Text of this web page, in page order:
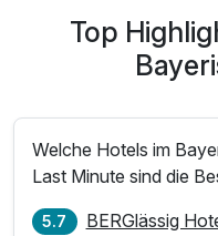
Top
Welche Hotels im
Last Minute sind die
5.7 BERGlässig